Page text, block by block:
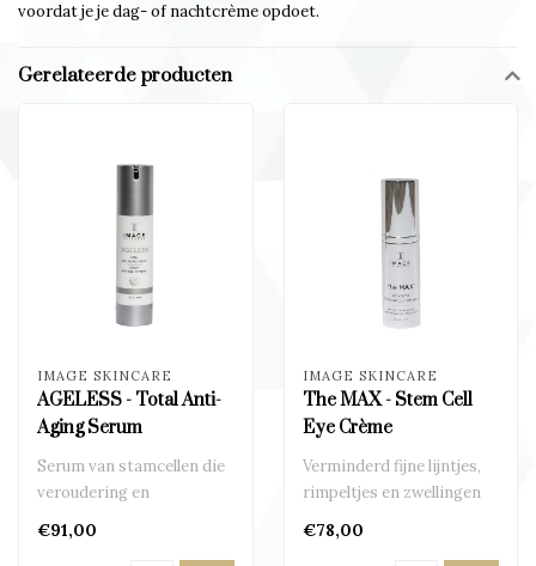
voordat je je dag- of nachtcrème opdoet.
Gerelateerde producten
IMAGE SKINCARE
AGELESS - Total Anti-
Aging Serum
Serum van stamcellen die
veroudering en
€91,00
IMAGE SKINCARE
The MAX - Stem Cell
Eye Crème
Verminderd fijne lijntjes,
rimpeltjes en zwellingen
€78,00